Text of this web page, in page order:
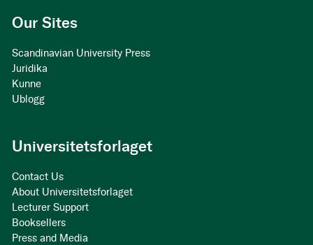
Our Sites
Scandinavian University Press
Juridika
Kunne
Ublogg
Universitetsforlaget
Contact Us
About Universitetsforlaget
Lecturer Support
Booksellers
Press and Media